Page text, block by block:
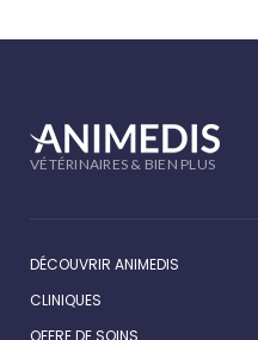
VÉTÉRINAIRES & BIEN PLUS
DÉCOUVRIR ANIMEDIS
CLINIQUES
OFFRE DE SOINS